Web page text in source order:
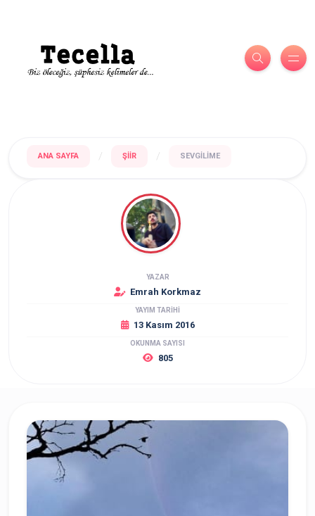
ANA SAYFA / ŞIIR / SEVGILIME
YAZAR
Emrah Korkmaz
YAYIM TARİHİ
13 Kasım 2016
OKUNMA SAYISI
805